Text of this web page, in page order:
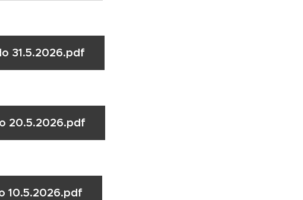
31.5.2026.pdf
20.5.2026.pdf
10.5.2026.pdf